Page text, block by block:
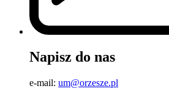
Napisz do nas
e-mail: um@orzesze.pl